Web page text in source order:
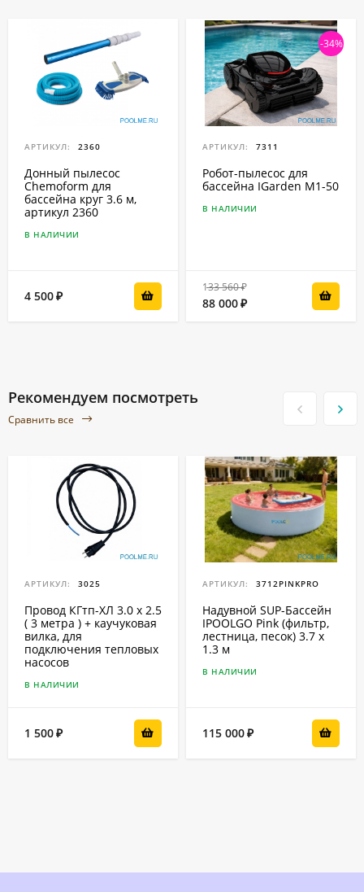
АРТИКУЛ: 2360
Донный пылесос
Chemoform для
бассейна круг 3.6 м,
артикул 2360
В НАЛИЧИИ
4 500₽
-34%
АРТИКУЛ: 7311
Робот-пылесоc для
бассейна IGarden M1-50
В НАЛИЧИИ
133 560 ₽
88 000₽
Рекомендуем посмотреть
Сравнить все
АРТИКУЛ: 3025
Провод КГтп-ХЛ 3.0 x 2.5
( 3 метра ) + каучуковая
вилка, для
подключения тепловых
насосов
В НАЛИЧИИ
1 500₽
АРТИКУЛ: 3712PINKPRO
Надувной SUP-Бассейн
IPOOLGO Pink (фильтр,
лестница, песок) 3.7 x
1.3 м
В НАЛИЧИИ
115 000₽